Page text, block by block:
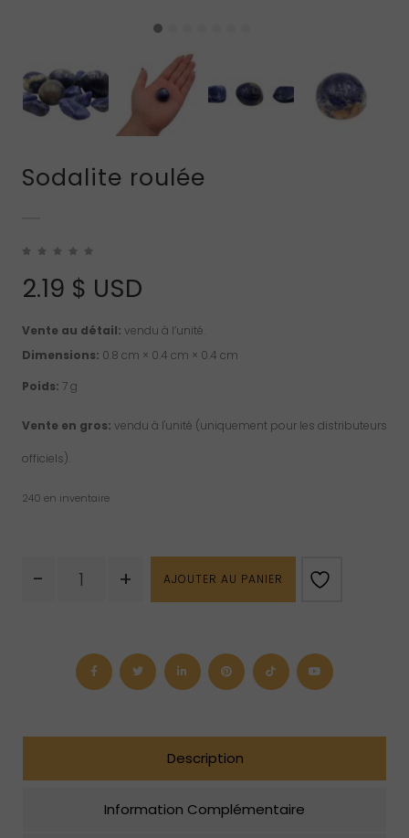
Sodalite roulée
2.19 $ USD
Vente au détail: vendu à l’unité.
Dimensions: 0.8 cm × 0.4 cm × 0.4 cm
Poids: 7 g
Vente en gros: vendu à l'unité (uniquement pour les distributeurs
officiels).
240 en inventaire
-
de
+ AJOUTER AU PANIER
Description
Information Complémentaire